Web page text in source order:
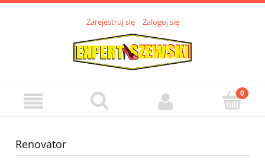
Zarejestruj się Zaloguj się
Renovator